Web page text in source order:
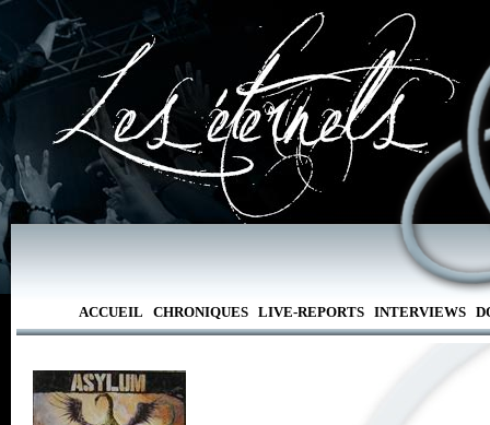
ACCUEIL CHRONIQUES LIVE-REPORTS INTERVIEWS